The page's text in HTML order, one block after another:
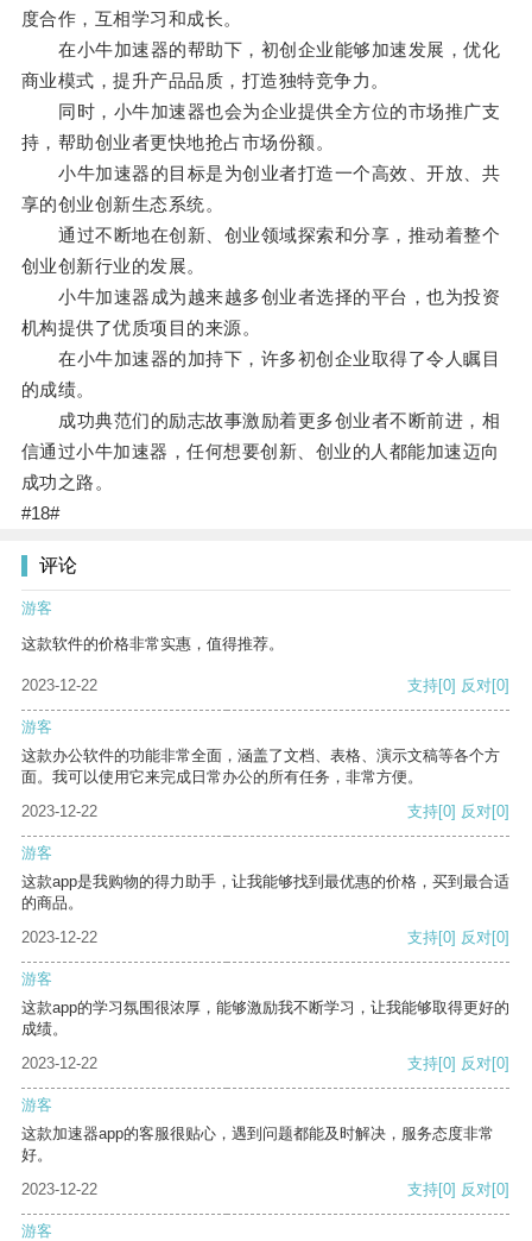
度合作，互相学习和成长。
在小牛加速器的帮助下，初创企业能够加速发展，优化
商业模式，提升产品品质，打造独特竞争力。
同时，小牛加速器也会为企业提供全方位的市场推广支
持，帮助创业者更快地抢占市场份额。
小牛加速器的目标是为创业者打造一个高效、开放、共
享的创业创新生态系统。
通过不断地在创新、创业领域探索和分享，推动着整个
创业创新行业的发展。
小牛加速器成为越来越多创业者选择的平台，也为投资
机构提供了优质项目的来源。
在小牛加速器的加持下，许多初创企业取得了令人瞩目
的成绩。
成功典范们的励志故事激励着更多创业者不断前进，相
信通过小牛加速器，任何想要创新、创业的人都能加速迈向
成功之路。
#18#
评论
游客
这款软件的价格非常实惠，值得推荐。
2023-12-22 支持[0] 反对[0]
游客
这款办公软件的功能非常全面，涵盖了文档、表格、演示文稿等各个方
面。我可以使用它来完成日常办公的所有任务，非常方便。
2023-12-22
支持[0] 反对[0]
游客
这款app是我购物的得力助手，让我能够找到最优惠的价格，买到最合适
的商品。
2023-12-22
支持[0] 反对[0]
游客
这款app的学习氛围很浓厚，能够激励我不断学习，让我能够取得更好的
成绩。
2023-12-22
支持[0] 反对[0]
游客
这款加速器app的客服很贴心，遇到问题都能及时解决，服务态度非常
好。
2023-12-22
支持[0] 反对[0]
游客